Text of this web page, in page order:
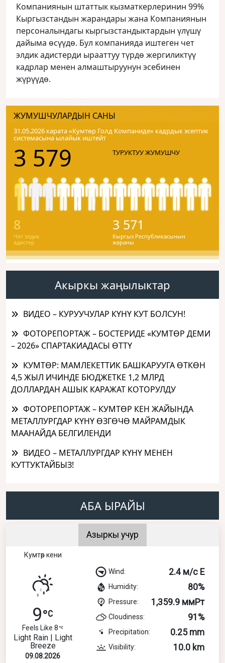
Компаниянын штаттык кызматкерлеринин 99%
Кыргызстандын жарандары жана Компаниянын
персоналындагы кыргызстандыктардын үлүшү
дайыма өсүүдө. Бул компанияда иштеген чет
элдик адистерди ырааттуу түрдө жергиликтүү
кадрлар менен алмаштыруунун эсебинен
жүрүүдө.
ЖУМУШЧУЛАРДЫН САНЫ
31.05.2026 карата «Кумтɵр Голд Компаниде» кадрдык эсептик
системасына ылайык иштейт
3 579 ТУРУКТУУ ЖУМУШЧУ
8
Чет элдик
адистер
3 571
Кыргыз Республикасынын
жараны
Акыркы жаңылыктар
ВИДЕО – КУРУУЧУЛАР КҮНҮ КУТ БОЛСУН!
ФОТОРЕПОРТАЖ – БОСТЕРИДЕ «КУМТӨР ДЕМИ
– 2026» СПАРТАКИАДАСЫ ӨТТҮ
КУМТӨР: МАМЛЕКЕТТИК БАШКАРУУГА ӨТКӨН
4,5 ЖЫЛ ИЧИНДЕ БЮДЖЕТКЕ 1,2 МЛРД
ДОЛЛАРДАН АШЫК КАРАЖАТ КОТОРУЛДУ
ФОТОРЕПОРТАЖ – КУМТӨР КЕН ЖАЙЫНДА
МЕТАЛЛУРГДАР КҮНҮ ӨЗГӨЧӨ МАЙРАМДЫК
МААНАЙДА БЕЛГИЛЕНДИ
ВИДЕО – МЕТАЛЛУРГДАР КҮНҮ МЕНЕН
КУТТУКТАЙБЫЗ!
АБА ЫРАЙЫ
Азыркы учур
Кумтөр кени
9
Feels Like 8
Light Rain | Light
Breeze
09.08.2026
Wind: 2.4 м/с E
Humidity: 80%
Pressure: 1,359.9 ммРт
Cloudiness: 91%
Precipitation: 0.25 mm
Visibility: 10.0 km